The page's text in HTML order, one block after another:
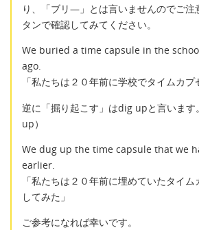
り、「ブリ―」とは言いませんのでご注
タンで確認してみてください。
We buried a time capsule in the
ago.
「私たちは２０年前に学校でタイムカプ
逆に「掘り起こす」はdig upと言いま
up）
We dug up the time capsule that we
earlier.
「私たちは２０年前に埋めていたタイ
してみた」
ご参考になれば幸いです。